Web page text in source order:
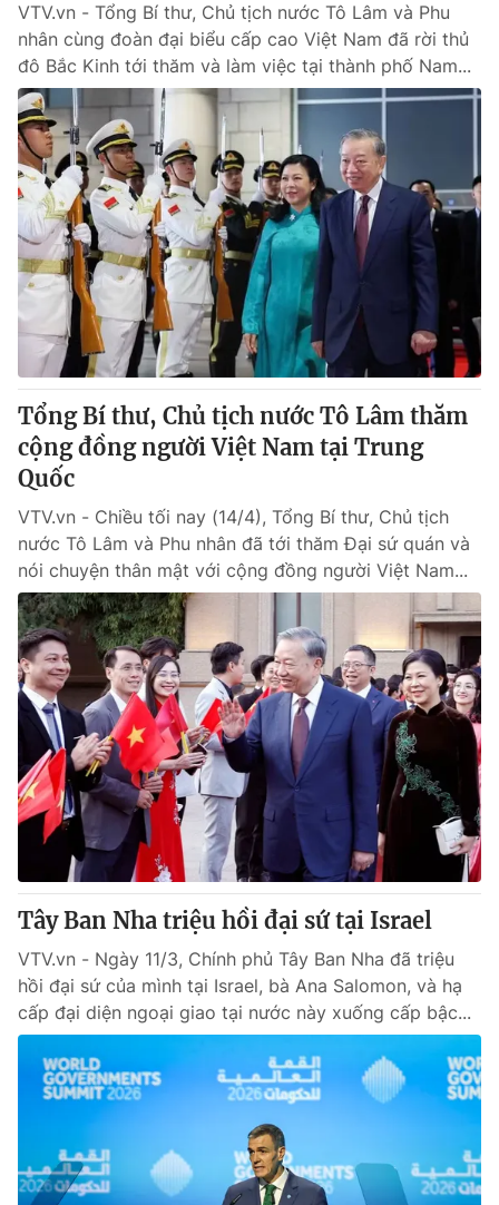
Photo Infographic
Video Shorts video
VTV Money VTV Thể thao
VTV Sức khoẻ Bất động sản
Thị trường 24h Tấm lòng Việt
VTV4 Vươn mình bằng AI
VTV9 VTV8
Liên hệ tòa soạn English
THỜI BÁO VTV
Theo dõi báo trên
Cơ quan chủ quản:Đài Truyền hình Việt Nam
Cơ quan báo chí: Thời báo VTV
Giấy phép hoạt động báo in và báo điện tử số 483/GP-BTTTT
cấp ngày 29/12/2023
Tổng Biên tập:Vũ Thanh Thủy
Phó Tổng Biên tập:Nguyễn Thị Mỹ Hạnh, Phạm Quốc Thắng,
Nguyễn Trọng Ninh
Tổng đài VTV:024.38 355 931 - 024.38 355 932
Ðiện thoại Thời báo VTV:
024.66 897 897
Email:toasoan@vtv.vn
Liên hệ quảng cáo:024-7300.7108
VTV.vn - Tổng Bí thư, Chủ tịch nước Tô Lâm và Phu
nhân cùng đoàn đại biểu cấp cao Việt Nam đã rời thủ
đô Bắc Kinh tới thăm và làm việc tại thành phố Nam...
Tổng Bí thư, Chủ tịch nước Tô Lâm thăm
cộng đồng người Việt Nam tại Trung
Quốc
VTV.vn - Chiều tối nay (14/4), Tổng Bí thư, Chủ tịch
nước Tô Lâm và Phu nhân đã tới thăm Đại sứ quán và
nói chuyện thân mật với cộng đồng người Việt Nam...
Tây Ban Nha triệu hồi đại sứ tại Israel
VTV.vn - Ngày 11/3, Chính phủ Tây Ban Nha đã triệu
hồi đại sứ của mình tại Israel, bà Ana Salomon, và hạ
cấp đại diện ngoại giao tại nước này xuống cấp bậc...